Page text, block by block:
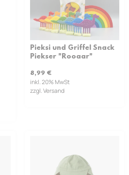
Pieksi und Griffel Snack
Piekser "Rooaar"
8,99 €
inkl. 20% MwSt
zzgl. Versand